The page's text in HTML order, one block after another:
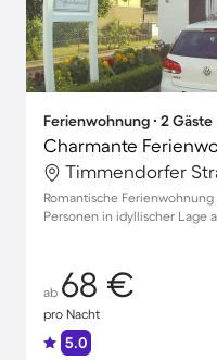
Ferienwohnung ∙ 2 Gäste
Romantische
Personen in idyllischer Lage
ab 68 €
pro Nacht
5.0